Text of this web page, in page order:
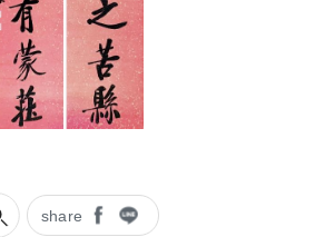
share